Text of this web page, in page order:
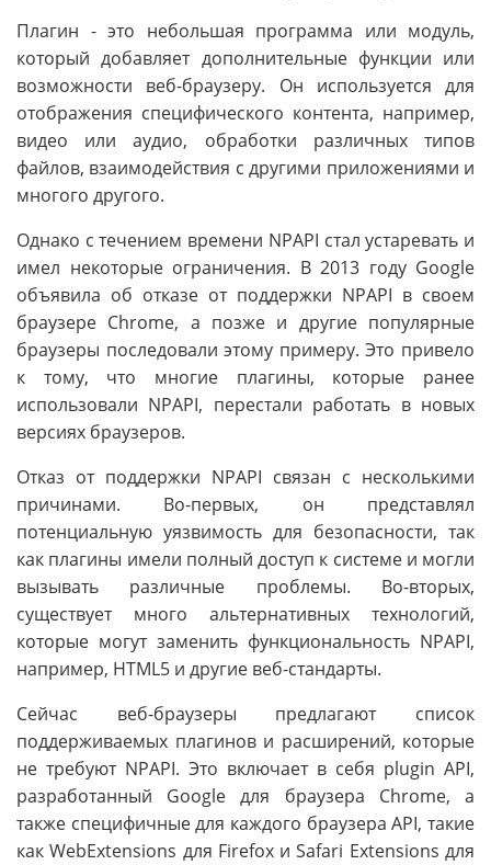
Плагин - это небольшая программа или модуль,
который добавляет дополнительные функции или
возможности веб-браузеру. Он используется для
отображения специфического контента, например,
видео или аудио, обработки различных типов
файлов, взаимодействия с другими приложениями и
многого другого.
Однако с течением времени NPAPI стал устаревать и
имел некоторые ограничения. В 2013 году Google
объявила об отказе от поддержки NPAPI в своем
браузере Chrome, а позже и другие популярные
браузеры последовали этому примеру. Это привело
к тому, что многие плагины, которые ранее
использовали NPAPI, перестали работать в новых
версиях браузеров.
Отказ от поддержки NPAPI связан с несколькими
причинами. Во-первых, он представлял
потенциальную уязвимость для безопасности, так
как плагины имели полный доступ к системе и могли
вызывать различные проблемы. Во-вторых,
существует много альтернативных технологий,
которые могут заменить функциональность NPAPI,
например, HTML5 и другие веб-стандарты.
Сейчас веб-браузеры предлагают список
поддерживаемых плагинов и расширений, которые
не требуют NPAPI. Это включает в себя plugin API,
разработанный Google для браузера Chrome, а
также специфичные для каждого браузера API, такие
как WebExtensions для Firefox и Safari Extensions для